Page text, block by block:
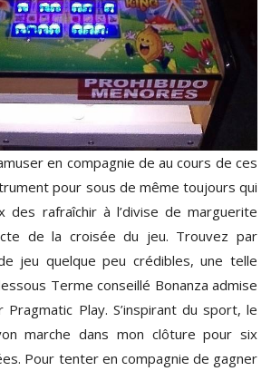
en compagnie de au cours de ces
pour sous de même toujours qui
des rafraîchir à l’divise de marguerite
de la croisée du jeu. Trouvez par
jeu quelque peu crédibles, une telle
Terme conseillé Bonanza admise
Play. S’inspirant du sport, le
marche dans mon clôture pour six
Pour tenter en compagnie de gagner